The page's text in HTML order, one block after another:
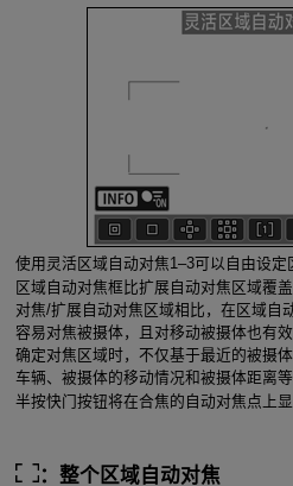
使用灵活区域自动对焦1–3可以自由设
区域自动对焦框比扩展自动对焦区域覆
对焦/扩展自动对焦区域相比，在区域自
容易对焦被摄体，且对移动被摄体也有效
确定对焦区域时，不仅基于最近的被摄
车辆、被摄体的移动情况和被摄体距离等
半按快门按钮将在合焦的自动对焦点上
：整个区域自动对焦